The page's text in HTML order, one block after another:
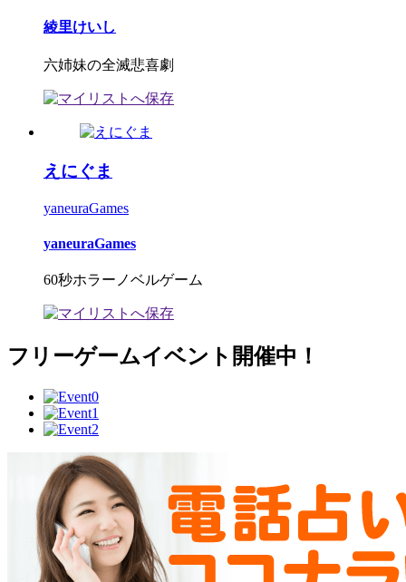
綾里けいし
六姉妹の全滅悲喜劇
えにぐま
yaneuraGames
yaneuraGames
60秒ホラーノベルゲーム
フリーゲームイベント開催中！